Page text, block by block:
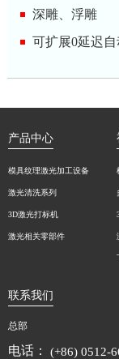
深雕、浮雕
可扩展0延迟
产品中心
模具纹理激光加工设备
激光清洗系列
3D激光打标机
激光相关零部件
联系我们
总部
电话： (+86) 0512-